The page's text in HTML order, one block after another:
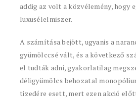
addig az volt a közvélemény, hogy
luxusélelmiszer.
A számítása bejött, ugyanis a
gyümölccsé vált, és a következő
el tudták adni, gyakorlatilag
déligyümölcs behozatal
tizedére esett, mert ezen akció